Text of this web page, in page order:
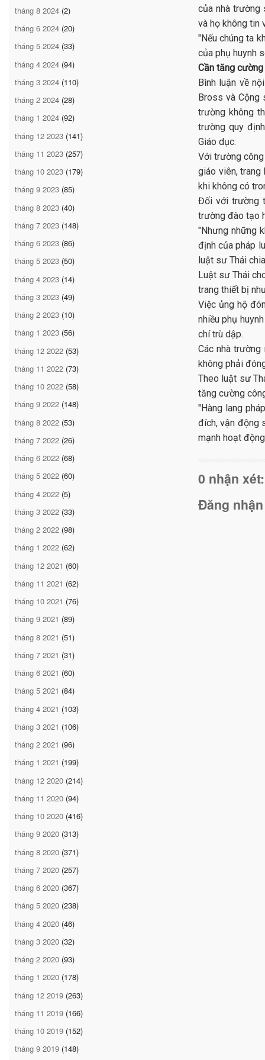
tháng 8 2024 (2)
tháng 6 2024 (20)
tháng 5 2024 (33)
tháng 4 2024 (94)
tháng 3 2024 (110)
tháng 2 2024 (28)
tháng 1 2024 (92)
tháng 12 2023 (141)
tháng 11 2023 (257)
tháng 10 2023 (179)
tháng 9 2023 (85)
tháng 8 2023 (40)
tháng 7 2023 (148)
tháng 6 2023 (86)
tháng 5 2023 (50)
tháng 4 2023 (14)
tháng 3 2023 (49)
tháng 2 2023 (10)
tháng 1 2023 (56)
tháng 12 2022 (53)
tháng 11 2022 (73)
tháng 10 2022 (58)
tháng 9 2022 (148)
tháng 8 2022 (53)
tháng 7 2022 (26)
tháng 6 2022 (68)
tháng 5 2022 (60)
tháng 4 2022 (5)
tháng 3 2022 (33)
tháng 2 2022 (98)
tháng 1 2022 (62)
tháng 12 2021 (60)
tháng 11 2021 (62)
tháng 10 2021 (76)
tháng 9 2021 (89)
tháng 8 2021 (51)
tháng 7 2021 (31)
tháng 6 2021 (60)
tháng 5 2021 (84)
tháng 4 2021 (103)
tháng 3 2021 (106)
tháng 2 2021 (96)
tháng 1 2021 (199)
tháng 12 2020 (214)
tháng 11 2020 (94)
tháng 10 2020 (416)
tháng 9 2020 (313)
tháng 8 2020 (371)
tháng 7 2020 (257)
tháng 6 2020 (367)
tháng 5 2020 (238)
tháng 4 2020 (46)
tháng 3 2020 (32)
tháng 2 2020 (93)
tháng 1 2020 (178)
tháng 12 2019 (263)
tháng 11 2019 (166)
tháng 10 2019 (152)
tháng 9 2019 (148)
của nhà trường
và họ không tin
"Nếu chúng ta
của phụ huynh
Cần tăng
Bình luận về
Bross và Cộng
trường không
trường quy
Giáo dục.
Với trường
giáo viên, trang
khi không có
Đối với trường
trường đào tạo
"Nhưng những
định của pháp
luật sư Thái
Luật sư Thái
trang thiết bị
Việc ủng hộ
nhiều phụ
chí trù dập.
Các nhà
không phải
Theo luật sư
tăng cường
"Hàng lang
đích, vận động
mạnh hoạt
0 nhận xét:
Đăng